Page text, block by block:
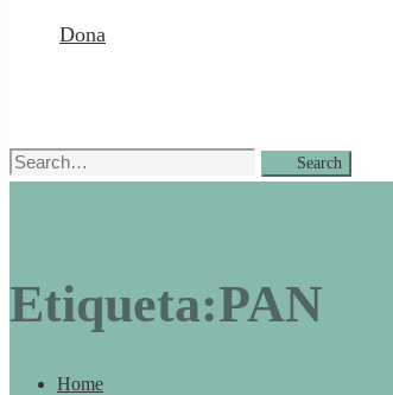
Dona
Search
Search
Etiqueta:PAN
Home